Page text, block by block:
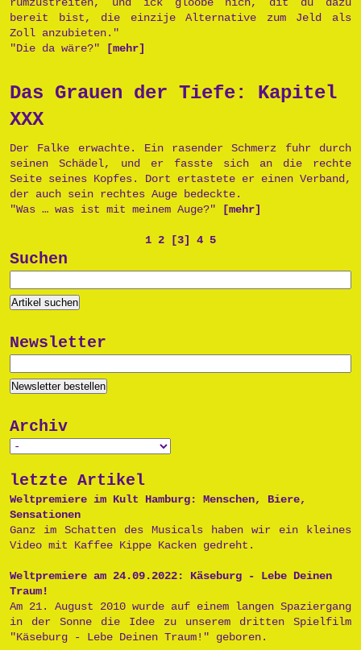
bereit bist, die einzije Alternative zum Jeld als
Zoll anzubieten."
"Die da wäre?"
[mehr]
Das Grauen der Tiefe: Kapitel
XXX
Der Falke erwachte. Ein rasender Schmerz fuhr durch
seinen Schädel, und er fasste sich an die rechte
Seite seines Kopfes. Dort ertastete er einen Verband,
der auch sein rechtes Auge bedeckte.
"Was … was ist mit meinem Auge?"
[mehr]
1 2 [3] 4 5
Suchen
Newsletter
Archiv
letzte Artikel
Weltpremiere im Kult Hamburg: Menschen, Biere,
Sensationen
Ganz im Schatten des Musicals haben wir ein kleines
Video mit Kaffee Kippe Kacken gedreht.
Weltpremiere am 24.09.2022: Käseburg - Lebe Deinen
Traum!
Am 21. August 2010 wurde auf einem langen Spaziergang
in der Sonne die Idee zu unserem dritten Spielfilm
"Käseburg - Lebe Deinen Traum!" geboren.